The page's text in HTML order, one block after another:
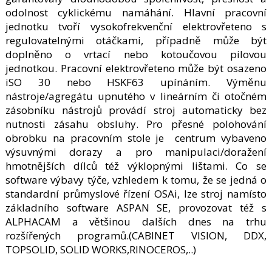
odolnost cyklickému namáhání. Hlavní pracovní
jednotku tvoří vysokofrekvenční elektrovřeteno s
regulovatelnými otáčkami, případně může být
doplněno o vrtací nebo kotoučovou pilovou
jednotkou. Pracovní elektrovřeteno může být osazeno
iSO 30 nebo HSKF63 upínáním. Výměnu
nástroje/agregátu upnutého v lineárním či otočném
zásobníku nástrojů provádí stroj automaticky bez
nutnosti zásahu obsluhy. Pro přesné polohování
obrobku na pracovním stole je centrum vybaveno
výsuvnými dorazy a pro manipulaci/doražení
hmotnějších dílců též výklopnými lištami. Co se
software výbavy týče, vzhledem k tomu, že se jedná o
standardní průmyslové řízení OSAi, lze stroj namísto
základního software ASPAN SE, provozovat též s
ALPHACAM a většinou dalších dnes na trhu
rozšířených programů.(CABINET VISION, DDX,
TOPSOLID, SOLID WORKS,RINOCEROS,..)